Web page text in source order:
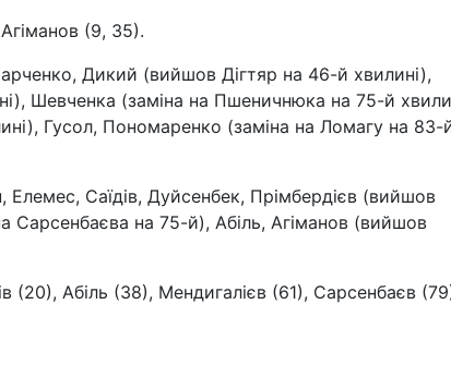
(9, 35).
Дикий (вийшов Дігтяр на 46-й хвилині),
Шевченка (заміна на Пшеничнюка на 75-й
Гусол, Пономаренко (заміна на Ломагу на 83-
Елемес, Саїдів, Дуйсенбек, Прімбердієв (вийшов
Сарсенбаєва на 75-й), Абіль, Агіманов (вийшов
(20), Абіль (38), Мендигалієв (61), Сарсенбаєв